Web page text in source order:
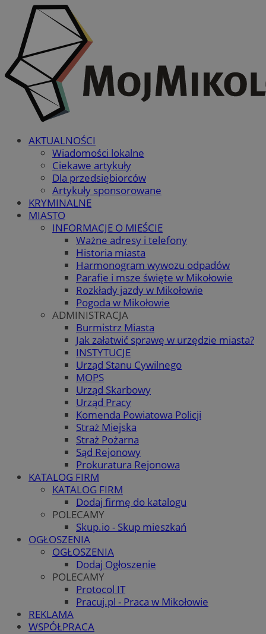
AKTUALNOŚCI
Wiadomości lokalne
Ciekawe artykuły
Dla przedsiębiorców
Artykuły sponsorowane
KRYMINALNE
MIASTO
INFORMACJE O MIEŚCIE
Ważne adresy i telefony
Historia miasta
Harmonogram wywozu odpadów
Parafie i msze święte w Mikołowie
Rozkłady jazdy w Mikołowie
Pogoda w Mikołowie
ADMINISTRACJA
Burmistrz Miasta
Jak załatwić sprawę w urzędzie miasta?
INSTYTUCJE
Urząd Stanu Cywilnego
MOPS
Urząd Skarbowy
Urząd Pracy
Komenda Powiatowa Policji
Straż Miejska
Straż Pożarna
Sąd Rejonowy
Prokuratura Rejonowa
KATALOG FIRM
KATALOG FIRM
Dodaj firmę do katalogu
POLECAMY
Skup.io - Skup mieszkań
OGŁOSZENIA
OGŁOSZENIA
Dodaj Ogłoszenie
POLECAMY
Protocol IT
Pracuj.pl - Praca w Mikołowie
REKLAMA
WSPÓŁPRACA